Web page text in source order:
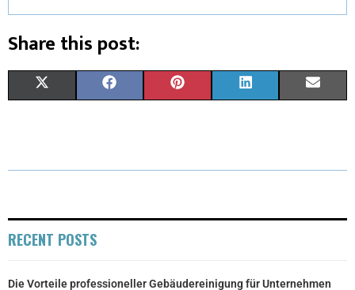
Share this post:
W
E
E
K
T
S
K
N
I
RECENT POSTS
Die Vorteile professioneller Gebäudereinigung für Unternehmen